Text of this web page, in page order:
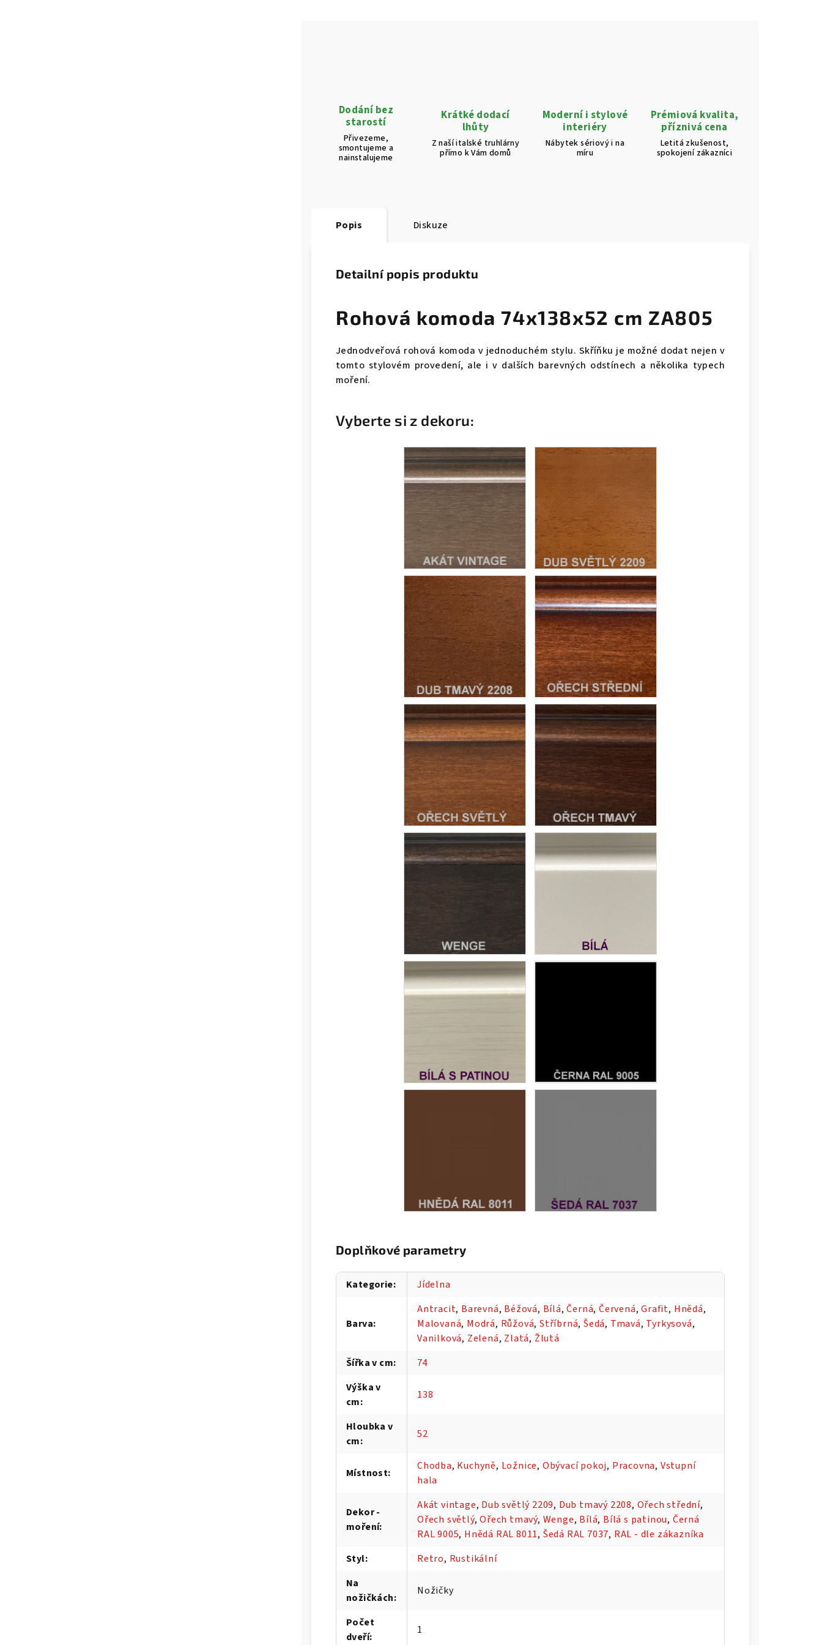
Dodání bez
starostí
Přivezeme,
smontujeme a
nainstalujeme
Krátké dodací
lhůty
Z naší italské truhlárny
přímo k Vám domů
Moderní i stylové
interiéry
Nábytek sériový i na
míru
Prémiová kvalita,
příznivá cena
Letitá zkušenost,
spokojení zákazníci
Popis Diskuze
Detailní popis produktu
Rohová komoda 74x138x52 cm ZA805
Jednodveřová rohová komoda v jednoduchém stylu. Skříňku je možné dodat nejen v
tomto stylovém provedení, ale i v dalších barevných odstínech a několika typech
moření.
Vyberte si z dekoru:
Doplňkové parametry
Kategorie: Jídelna
Barva:
Antracit, Barevná, Béžová, Bílá,Černá,Červená,Grafit, Hnědá,
Malovaná, Modrá, Růžová,Stříbrná,Šedá, Tmavá, Tyrkysová,
Vanilková, Zelená, Zlatá, Žlutá
Šířka v cm:
74
Výška v
cm:
138
Hloubka v
cm:
52
Místnost:
Chodba, Kuchyně, Ložnice, Obývací pokoj, Pracovna, Vstupní
hala
Dekor -
moření:
Akát vintage, Dub světlý 2209, Dub tmavý 2208, Ořech střední,
Ořech světlý,Ořech tmavý, Wenge, Bílá, Bílá s patinou, Černá
RAL 9005, Hnědá RAL 8011, Šedá RAL 7037, RAL - dle zákazníka
Styl: Retro, Rustikální
Na
nožičkách:
Nožičky
Počet
dveří:
1